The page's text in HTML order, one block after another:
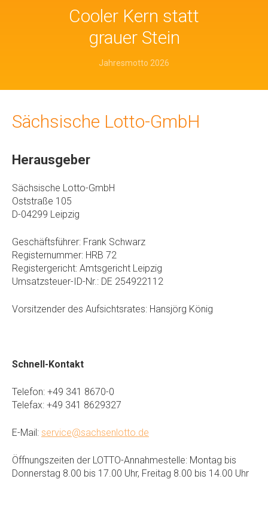
Cooler Kern statt
grauer Stein
Jahresmotto 2026
Sächsische Lotto-GmbH
Herausgeber
Sächsische Lotto-GmbH
Oststraße 105
D-04299 Leipzig
Geschäftsführer: Frank Schwarz
Registernummer: HRB 72
Registergericht: Amtsgericht Leipzig
Umsatzsteuer-ID-Nr.: DE 254922112
Vorsitzender des Aufsichtsrates: Hansjörg König
Schnell-Kontakt
Telefon: +49 341 8670-0
Telefax: +49 341 8629327
E-Mail: service@sachsenlotto.de
Öffnungszeiten der LOTTO-Annahmestelle: Montag bis
Donnerstag 8.00 bis 17.00 Uhr, Freitag 8.00 bis 14.00 Uhr